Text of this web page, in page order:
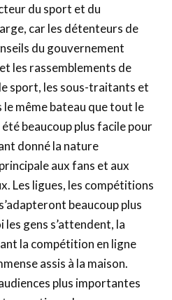
du sport et du
car les détenteurs de
du gouvernement
les rassemblements de
sport, les sous-traitants et
même bateau que tout le
beaucoup plus facile pour
donné la nature
aux fans et aux
Les ligues, les compétitions
beaucoup plus
les gens s’attendent, la
la compétition en ligne
assis à la maison.
plus importantes